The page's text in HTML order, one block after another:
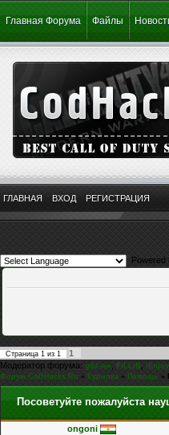
Главная Форума Файлы
ГЛАВНАЯ ВХОД РЕГИСТРАЦИЯ
Powered
Страница 1 из 1
1
Модератор форума:g0d-me, FiLLiN,iEnjoy
Форум CoDHacks.Ru » Курилка » Помощь »
Посоветуйте пожалуйста
ongoni